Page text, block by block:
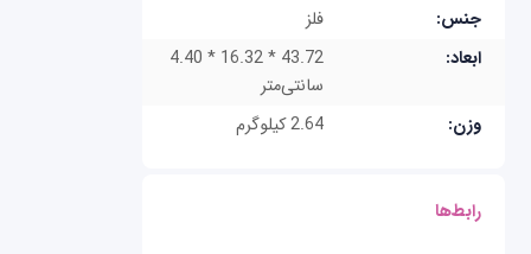
جنس:
فلز
ابعاد:
43.72 * 16.32 * 4.40
سانتی‌متر
وزن:
2.64 کیلوگرم
رابط‌ها